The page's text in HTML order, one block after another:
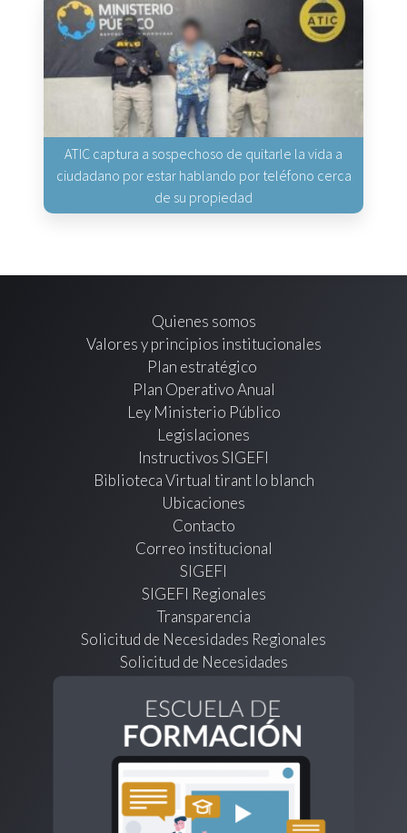
ATIC captura a sospechoso de quitarle la vida a
ciudadano por estar hablando por teléfono cerca
de su propiedad
Quienes somos
Valores y principios institucionales
Plan estratégico
Plan Operativo Anual
Ley Ministerio Público
Legislaciones
Instructivos SIGEFI
Biblioteca Virtual tirant lo blanch
Ubicaciones
Contacto
Correo institucional
SIGEFI
SIGEFI Regionales
Transparencia
Solicitud de Necesidades Regionales
Solicitud de Necesidades